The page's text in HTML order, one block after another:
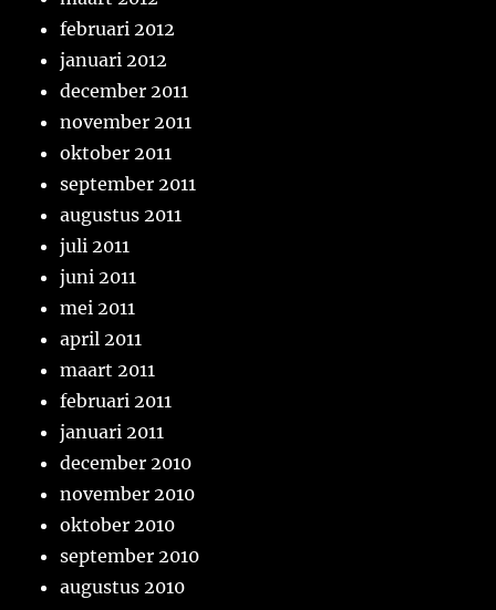
februari 2012
januari 2012
december 2011
november 2011
oktober 2011
september 2011
augustus 2011
juli 2011
juni 2011
mei 2011
april 2011
maart 2011
februari 2011
januari 2011
december 2010
november 2010
oktober 2010
september 2010
augustus 2010